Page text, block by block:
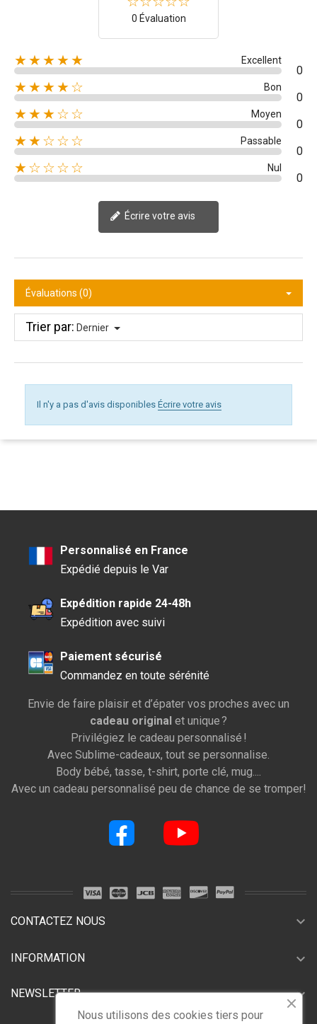
0 Évaluation
★★★★★ Excellent
0
★★★★☆ Bon
0
★★★☆☆ Moyen
0
★★☆☆☆ Passable
0
★☆☆☆☆ Nul
0
Écrire votre avis
Évaluations (0)
Trier par: Dernier
Il n'y a pas d'avis disponibles Écrire votre avis
Personnalisé en France
Expédié depuis le Var
Expédition rapide 24-48h
Expédition avec suivi
Paiement sécurisé
Commandez en toute sérénité
Envie de faire plaisir et d’épater vos proches avec un
cadeau original et unique ?
Privilégiez le cadeau personnalisé !
Avec Sublime-cadeaux, tout se personnalise.
Body bébé, tasse, t-shirt, porte clé, mug....
Avec un cadeau personnalisé peu de chance de se tromper!
CONTACTEZ NOUS expand_more
INFORMATION expand_more
NEWSLETTER expand_more
Nous utilisons des cookies tiers pour